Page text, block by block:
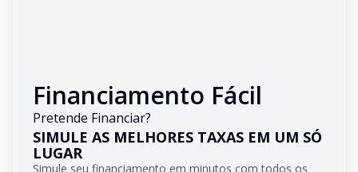
Financiamento Fácil
Pretende Financiar?
SIMULE AS MELHORES TAXAS EM UM SÓ
LUGAR
Simule seu financiamento em minutos com todos os